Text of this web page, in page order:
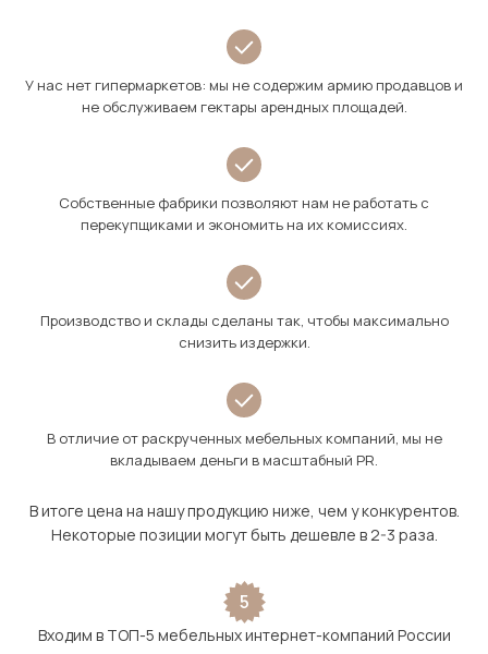
У нас нет гипермаркетов: мы не содержим армию продавцов и
не обслуживаем гектары арендных площадей.
Собственные фабрики позволяют нам не работать с
перекупщиками и экономить на их комиссиях.
Производство и склады сделаны так, чтобы максимально
снизить издержки.
В отличие от раскрученных мебельных компаний, мы не
вкладываем деньги в масштабный PR.
В итоге цена на нашу продукцию ниже, чем у конкурентов.
Некоторые позиции могут быть дешевле в 2-3 раза.
5
Входим в ТОП-5 мебельных интернет-компаний России